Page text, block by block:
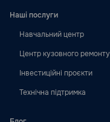
Наші послуги
Навчальний центр
Центр кузовного ремонту
Інвестиційні проєкти
Технічна підтримка